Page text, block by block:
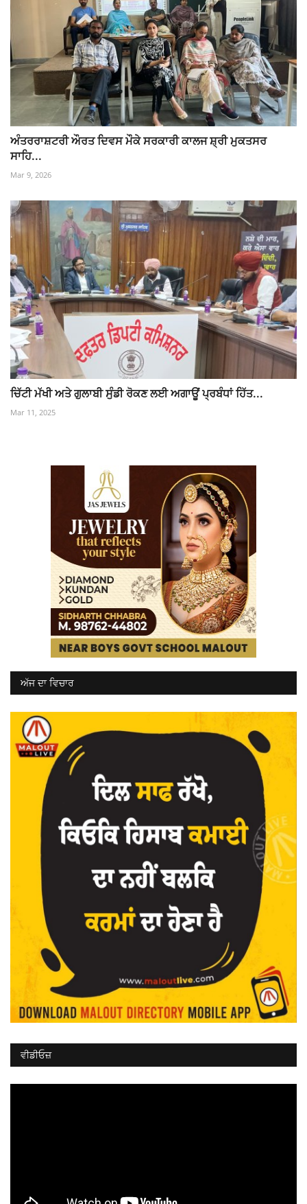
ਅੰਤਰਰਾਸ਼ਟਰੀ ਔਰਤ ਦਿਵਸ ਮੌਕੇ ਸਰਕਾਰੀ ਕਾਲਜ ਸ਼੍ਰੀ ਮੁਕਤਸਰ
ਸਾਹਿ...
Mar 9, 2026
ਚਿੱਟੀ ਮੱਖੀ ਅਤੇ ਗੁਲਾਬੀ ਸੁੰਡੀ ਰੋਕਣ ਲਈ ਅਗਾਊਂ ਪ੍ਰਬੰਧਾਂ ਹਿੱਤ...
Mar 11, 2025
ਅੱਜ ਦਾ ਵਿਚਾਰ
ਵੀਡੀਓਜ਼